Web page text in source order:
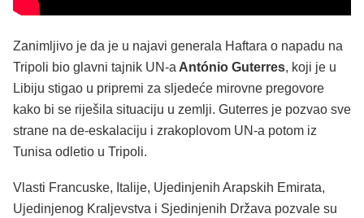
Zanimljivo je da je u najavi generala Haftara o napadu na
Tripoli bio glavni tajnik UN-a António Guterres, koji je u
Libiju stigao u pripremi za sljedeće mirovne pregovore
kako bi se riješila situaciju u zemlji. Guterres je pozvao sve
strane na de-eskalaciju i zrakoplovom UN-a potom iz
Tunisa odletio u Tripoli.
Vlasti Francuske, Italije, Ujedinjenih Arapskih Emirata,
Ujedinjenog Kraljevstva i Sjedinjenih Država pozvale su